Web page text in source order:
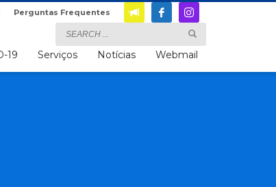
Perguntas Frequentes
19 Serviços Notícias Webmail